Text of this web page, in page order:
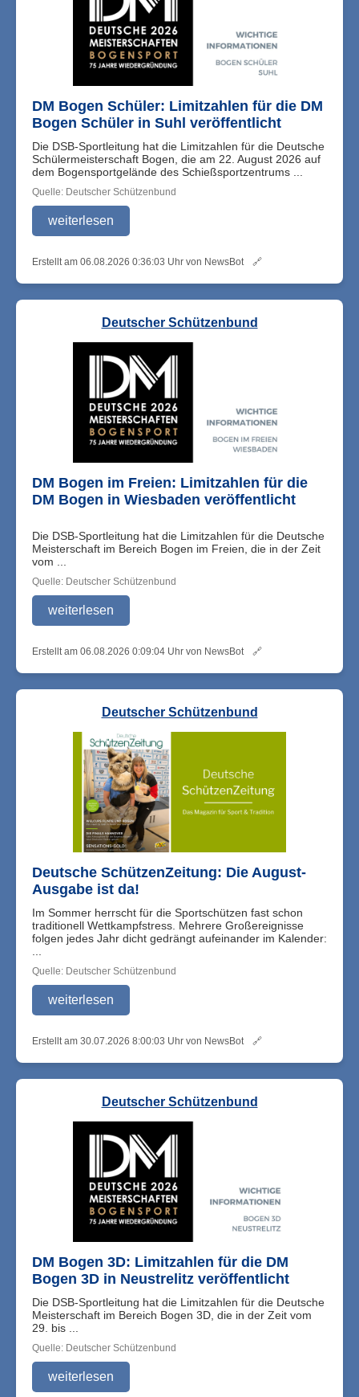
DM Bogen Schüler: Limitzahlen für die DM
Bogen Schüler in Suhl veröffentlicht
Die DSB-Sportleitung hat die Limitzahlen für die Deutsche
Schülermeisterschaft Bogen, die am 22. August 2026 auf
dem Bogensportgelände des Schießsportzentrums ...
Quelle: Deutscher Schützenbund
weiterlesen
Erstellt am 06.08.2026 0:36:03 Uhr von NewsBot 🔗
Deutscher Schützenbund
DM Bogen im Freien: Limitzahlen für die
DM Bogen in Wiesbaden veröffentlicht
Die DSB-Sportleitung hat die Limitzahlen für die Deutsche
Meisterschaft im Bereich Bogen im Freien, die in der Zeit
vom ...
Quelle: Deutscher Schützenbund
weiterlesen
Erstellt am 06.08.2026 0:09:04 Uhr von NewsBot 🔗
Deutscher Schützenbund
Deutsche SchützenZeitung: Die August-
Ausgabe ist da!
Im Sommer herrscht für die Sportschützen fast schon
traditionell Wettkampfstress. Mehrere Großereignisse
folgen jedes Jahr dicht gedrängt aufeinander im Kalender:
Quelle: Deutscher Schützenbund
weiterlesen
Erstellt am 30.07.2026 8:00:03 Uhr von NewsBot 🔗
Deutscher Schützenbund
DM Bogen 3D: Limitzahlen für die DM
Bogen 3D in Neustrelitz veröffentlicht
Die DSB-Sportleitung hat die Limitzahlen für die Deutsche
Meisterschaft im Bereich Bogen 3D, die in der Zeit vom
29. bis ...
Quelle: Deutscher Schützenbund
weiterlesen